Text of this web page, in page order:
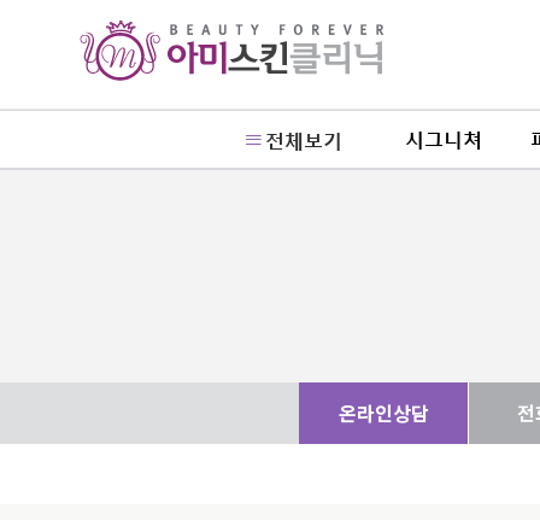
전체보기 시그니쳐
온라인상담